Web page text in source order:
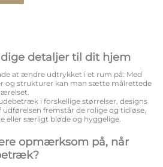
detaljer til dit hjem
at ændre udtrykket i et rum på. Med
og strukturer kan man sætte målrettede
i forskellige størrelser, designs
fremstår de rolige og tidløse,
eller særligt bløde og hyggelige.
opmærksom på, når